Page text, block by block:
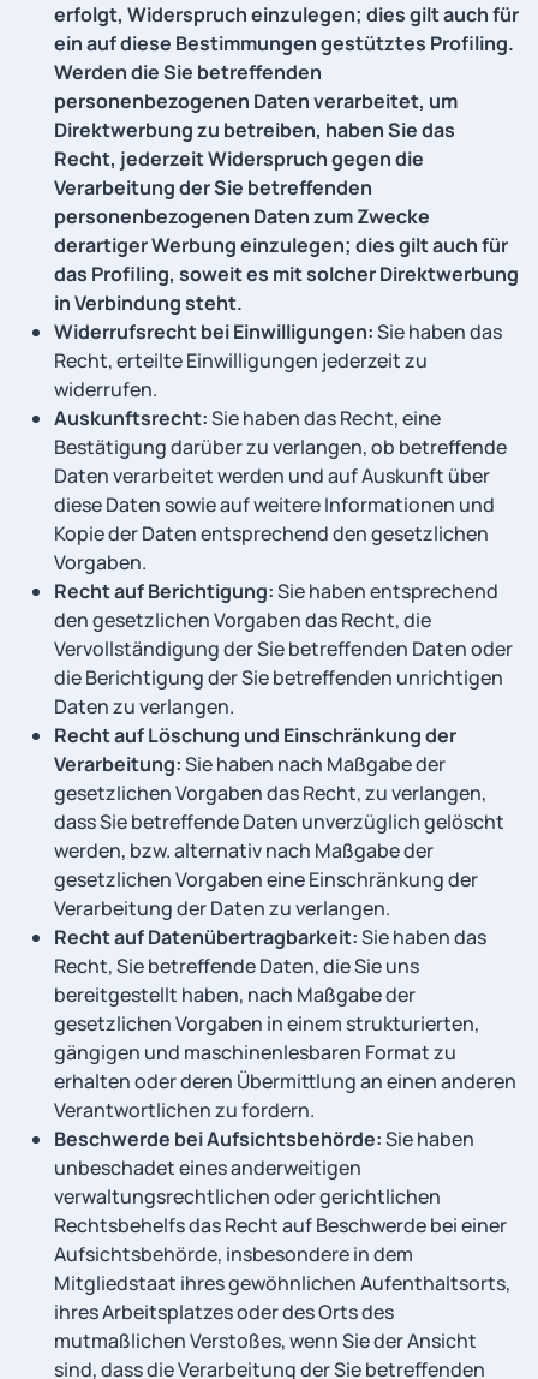
erfolgt, Widerspruch einzulegen; dies gilt auch für
ein auf diese Bestimmungen gestütztes Profiling.
Werden die Sie betreffenden
personenbezogenen Daten verarbeitet, um
Direktwerbung zu betreiben, haben Sie das
Recht, jederzeit Widerspruch gegen die
Verarbeitung der Sie betreffenden
personenbezogenen Daten zum Zwecke
derartiger Werbung einzulegen; dies gilt auch für
das Profiling, soweit es mit solcher Direktwerbung
in Verbindung steht.
Widerrufsrecht bei Einwilligungen:Sie haben das
Recht, erteilte Einwilligungen jederzeit zu
widerrufen.
Auskunftsrecht:Sie haben das Recht, eine
Bestätigung darüber zu verlangen, ob betreffende
Daten verarbeitet werden und auf Auskunft über
diese Daten sowie auf weitere Informationen und
Kopie der Daten entsprechend den gesetzlichen
Vorgaben.
Recht auf Berichtigung:Sie haben entsprechend
den gesetzlichen Vorgaben das Recht, die
Vervollständigung der Sie betreffenden Daten oder
die Berichtigung der Sie betreffenden unrichtigen
Daten zu verlangen.
Recht auf Löschung und Einschränkung der
Verarbeitung:Sie haben nach Maßgabe der
gesetzlichen Vorgaben das Recht, zu verlangen,
dass Sie betreffende Daten unverzüglich gelöscht
werden, bzw. alternativ nach Maßgabe der
gesetzlichen Vorgaben eine Einschränkung der
Verarbeitung der Daten zu verlangen.
Recht auf Datenübertragbarkeit:Sie haben das
Recht, Sie betreffende Daten, die Sie uns
bereitgestellt haben, nach Maßgabe der
gesetzlichen Vorgaben in einem strukturierten,
gängigen und maschinenlesbaren Format zu
erhalten oder deren Übermittlung an einen anderen
Verantwortlichen zu fordern.
Beschwerde bei Aufsichtsbehörde:Sie haben
unbeschadet eines anderweitigen
verwaltungsrechtlichen oder gerichtlichen
Rechtsbehelfs das Recht auf Beschwerde bei einer
Aufsichtsbehörde, insbesondere in dem
Mitgliedstaat ihres gewöhnlichen Aufenthaltsorts,
ihres Arbeitsplatzes oder des Orts des
mutmaßlichen Verstoßes, wenn Sie der Ansicht
sind, dass die Verarbeitung der Sie betreffenden